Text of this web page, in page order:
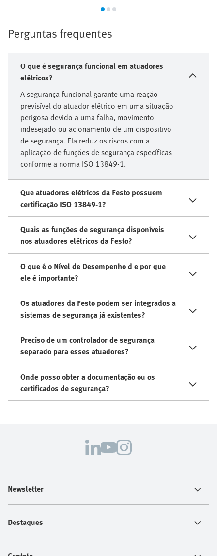
Perguntas frequentes
O que é segurança funcional em atuadores
elétricos?
A segurança funcional garante uma reação
previsível do atuador elétrico em uma situação
perigosa devido a uma falha, movimento
indesejado ou acionamento de um dispositivo
de segurança. Ela reduz os riscos com a
aplicação de funções de segurança específicas
conforme a norma ISO 13849-1.
Que atuadores elétricos da Festo possuem
certificação ISO 13849-1?
Quais as funções de segurança disponíveis
nos atuadores elétricos da Festo?
O que é o Nível de Desempenho d e por que
ele é importante?
Os atuadores da Festo podem ser integrados a
sistemas de segurança já existentes?
Preciso de um controlador de segurança
separado para esses atuadores?
Onde posso obter a documentação ou os
certificados de segurança?
Newsletter
Destaques